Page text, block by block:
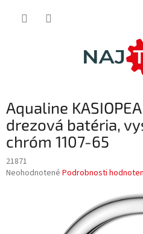
Aqualine
drezová batéria,
chróm 1107-65
21871
Priemerné
Neohodnotené Podrobnosti